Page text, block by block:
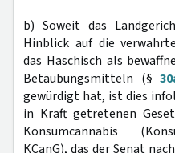
b) Soweit das
Hinblick auf die
das Haschisch als
Betäubungsmitteln (§
gewürdigt hat, ist dies
in Kraft getretenen
Konsumcannabis
KCanG), das der Senat